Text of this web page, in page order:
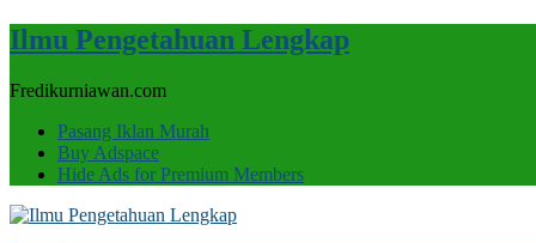
Ilmu Pengetahuan Lengkap
Fredikurniawan.com
Pasang Iklan Murah
Buy Adspace
Hide Ads for Premium Members